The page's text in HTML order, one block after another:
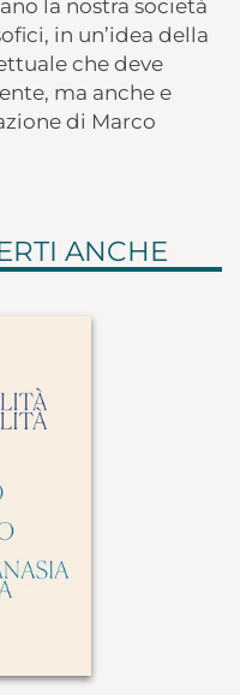
la nostra società
in un’idea della
che deve
ma anche e
di Marco
ANCHE